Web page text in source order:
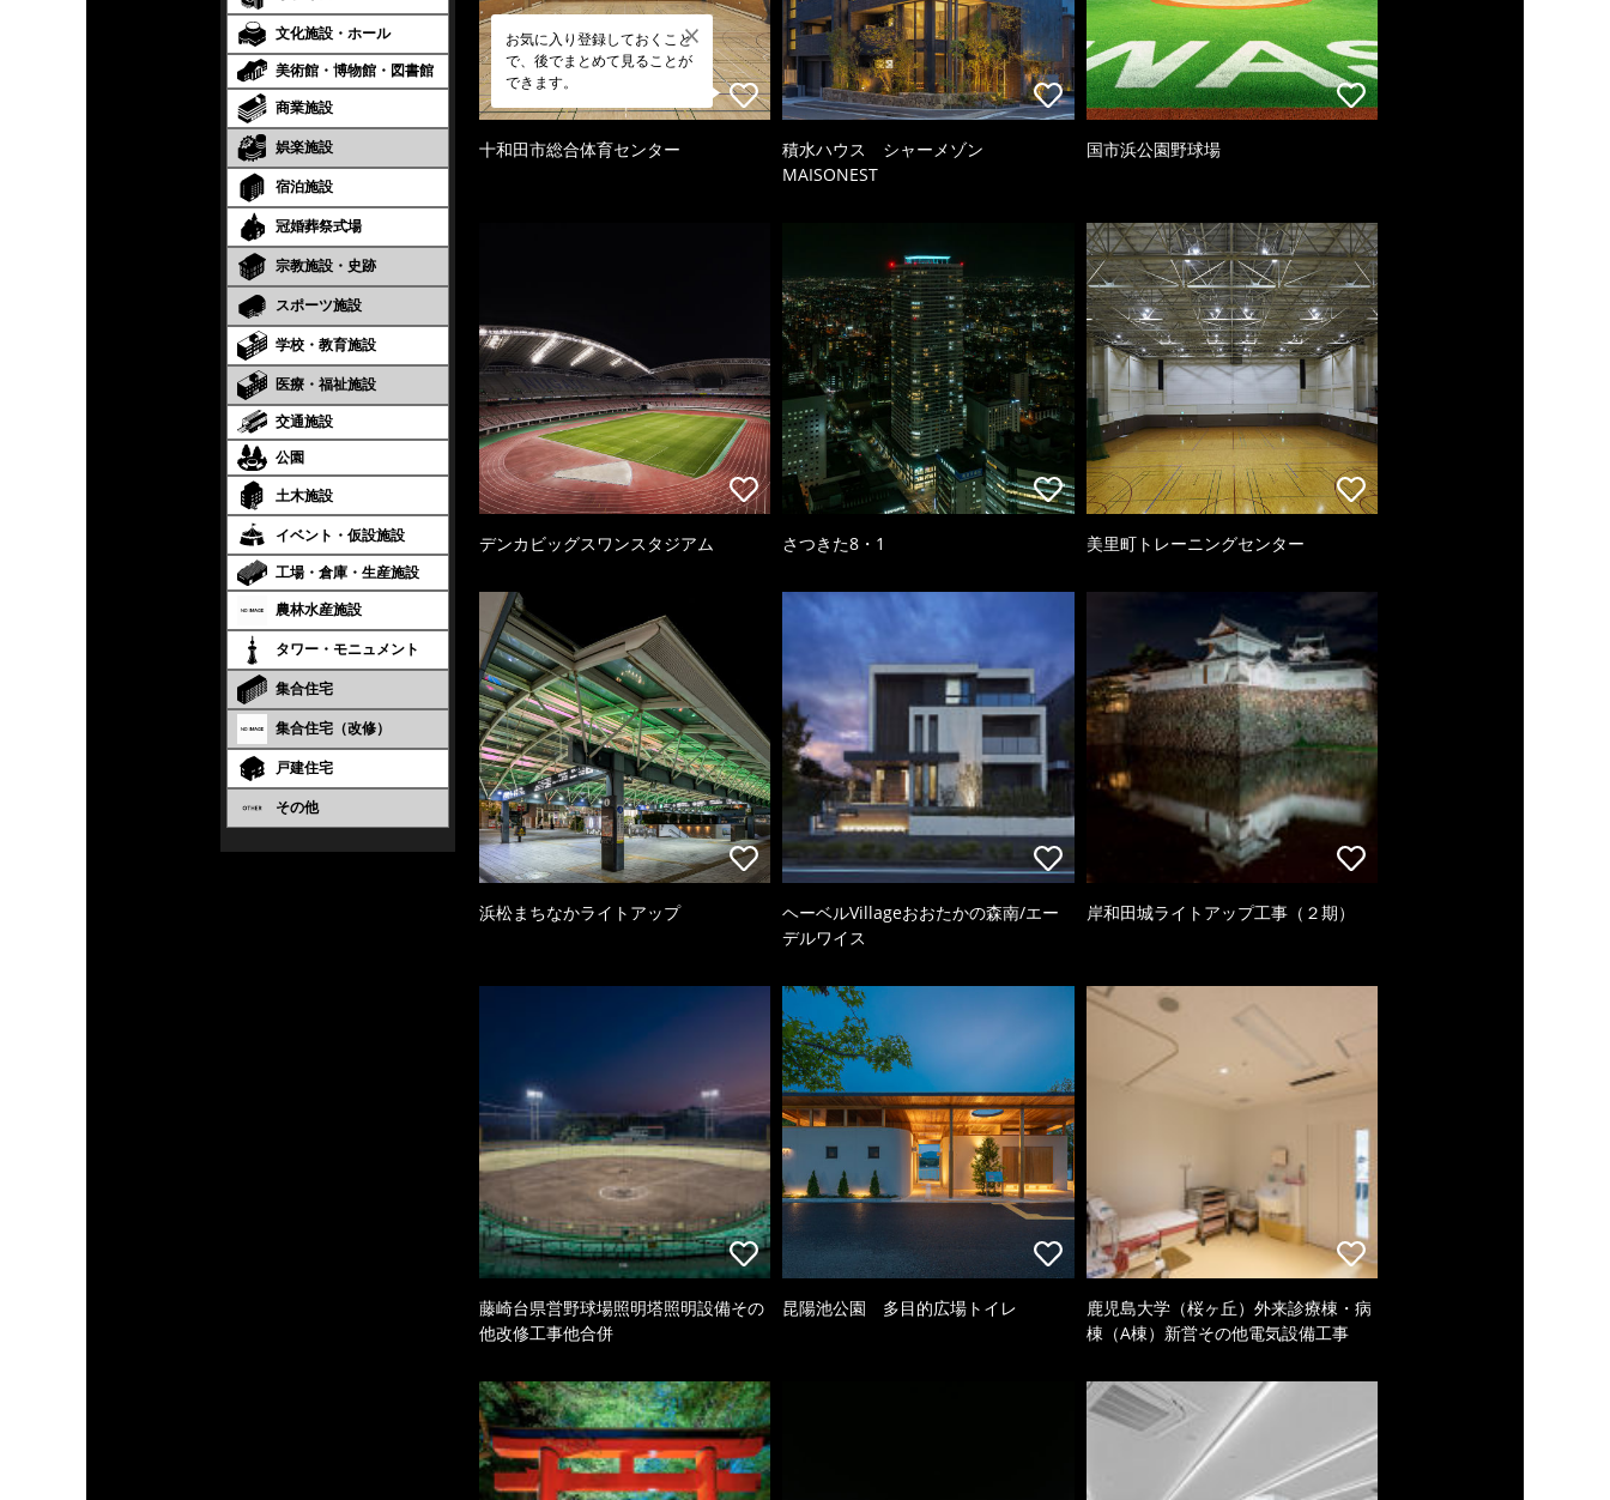
文化施設・ホール
美術館・博物館・図書館
商業施設
娯楽施設
宿泊施設
冠婚葬祭式場
宗教施設・史跡
スポーツ施設
学校・教育施設
医療・福祉施設
交通施設
公園
土木施設
イベント・仮設施設
工場・倉庫・生産施設
農林水産施設
タワー・モニュメント
集合住宅
集合住宅（改修）
戸建住宅
その他
お気に入り登録しておくこと
で、後でまとめて見ることが
できます。
十和田市総合体育センター
積水ハウス シャーメゾン
MAISONEST
国市浜公園野球場
デンカビッグスワンスタジアム さつきた8・1 美里町トレーニングセンター
浜松まちなかライトアップ
ヘーベルVillageおおたかの森南/エー
デルワイス
岸和田城ライトアップ工事（２期）
藤崎台県営野球場照明塔照明設備その
他改修工事他合併
昆陽池公園 多目的広場トイレ
鹿児島大学（桜ヶ丘）外来診療棟・病
棟（A棟）新営その他電気設備工事